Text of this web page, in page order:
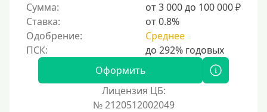
Сумма:
от 3 000 до 100 000 ₽
Ставка:
от 0.8%
Одобрение:
Среднее
Оформить
Лицензия ЦБ:
№ 2120512002049